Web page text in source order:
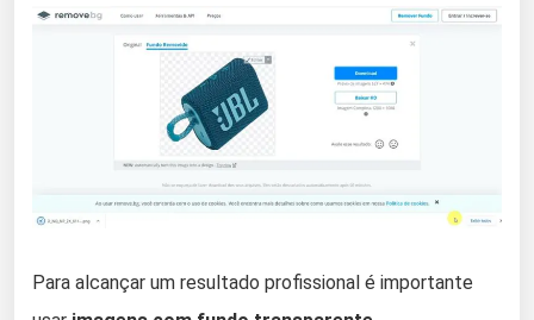
Para alcançar um resultado profissional é importante